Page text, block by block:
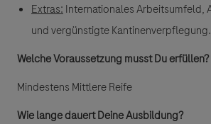
Extras: Internationales Arbeitsumfeld,
und vergünstigte Kantinenverpflegung.
Welche Voraussetzung musst Du erfüllen?
Mindestens Mittlere Reife
Wie lange dauert Deine Ausbildung?